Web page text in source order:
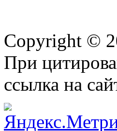
Copyright ©
При
ссылка на